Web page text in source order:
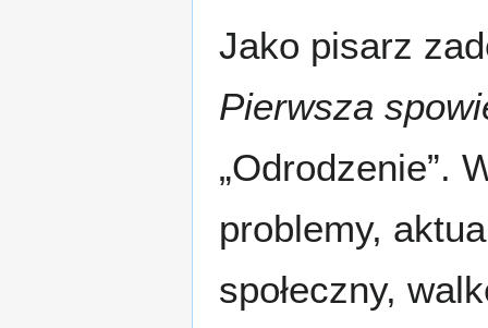
Jako pisarz
Pierwsza
„Odrodzenie”.
problemy,
społeczny,